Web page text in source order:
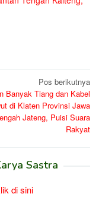
Pos berikutnya
Banyak Tiang dan Kabel
di Klaten Provinsi Jawa
Jateng, Puisi Suara
Rakyat
Sastra
di sini